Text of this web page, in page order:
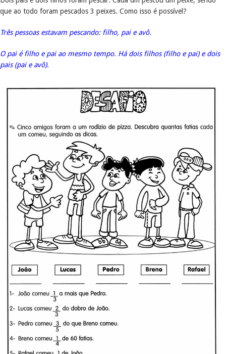
que ao todo foram pescados 3 peixes. Como isso é possível?
Três pessoas estavam pescando: filho, pai e avô.
O pai é filho e pai ao mesmo tempo. Há dois filhos (filho e pai) e dois
pais (pai e avô).